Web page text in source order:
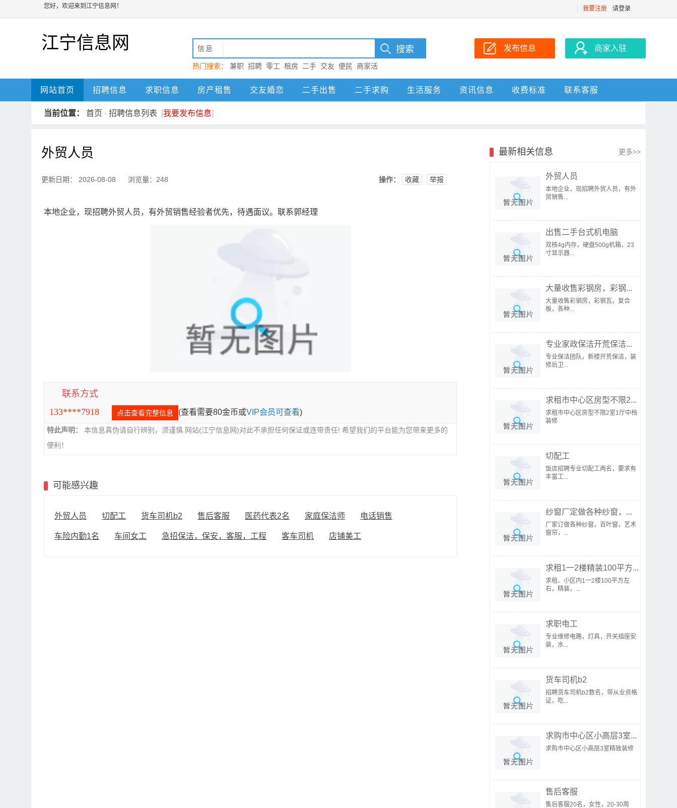
您好，欢迎来到江宁信息网！ 我要注册 请登录
江宁信息网 信息
热门搜索： 兼职 招聘 零工 租房 二手 交友 便民
商家活
动 江宁
发布信息 商家入驻
网站首页 招聘信息 求职信息 房产租售 交友婚恋 二手出售 二手求购 生活服务 资讯信息 收费标准 联系客服
当前位置： 首页 - 招聘信息列表 [我要发布信息]
外贸人员
更新日期： 2026-08-08 浏览量：248 操作： 收藏 举报
本地企业，现招聘外贸人员，有外贸销售经验者优先，待遇面议。联系郭经理
联系方式
133****7918
点击查看完整信息 (查看需要80金币或VIP会员可查看)
特此声明：
本信息真伪请自行辨别，须谨慎.网站(江宁信息网)对此不承担任何保证或连带责任! 希望我们的平台能为您带来更多的
便利！
可能感兴趣
外贸人员 切配工 货车司机b2 售后客服 医药代表2名 家庭保洁师 电话销售
车险内勤1名 车间女工 急招保洁，保安，客服，工程 客车司机 店铺美工
最新相关信息 更多>>
外贸人员
本地企业，现招聘外贸人员，有外
贸销售...
出售二手台式机电脑
双核4g内存，硬盘500g机箱，23
寸显示器...
大量收售彩钢房，彩钢...
大量收售彩钢房，彩钢瓦，复合
板，各种...
专业家政保洁开荒保洁...
专业保洁团队，新楼开荒保洁，装
修后卫...
求租市中心区房型不限2...
求租市中心区房型不限2室1厅中档
装修
切配工
饭店招聘专业切配工两名，要求有
丰富工...
纱窗厂定做各种纱窗，...
厂家订做各种纱窗，百叶窗，艺术
窗帘，...
求租1一2楼精装100平方...
求租、小区内1一2楼100平方左
右，精装，...
求职电工
专业维修电路，灯具，开关插座安
装，水...
货车司机b2
招聘货车司机b2数名，带从业资格
证，吃...
求购市中心区小高层3室...
求购市中心区小高层3室精致装修
售后客服
售后客服20名，女性，20-30周